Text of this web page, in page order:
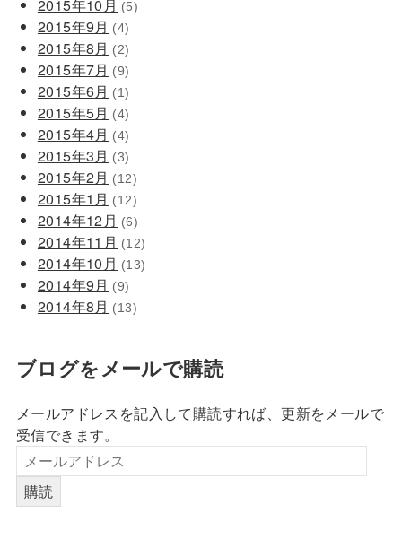
2015年10月 (5)
2015年9月 (4)
2015年8月 (2)
2015年7月 (9)
2015年6月 (1)
2015年5月 (4)
2015年4月 (4)
2015年3月 (3)
2015年2月 (12)
2015年1月 (12)
2014年12月 (6)
2014年11月 (12)
2014年10月 (13)
2014年9月 (9)
2014年8月 (13)
ブログをメールで購読
メールアドレスを記入して購読すれば、更新をメールで
受信できます。
購読